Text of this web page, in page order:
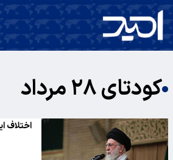
کودتای ۲۸ مرداد
اختلاف